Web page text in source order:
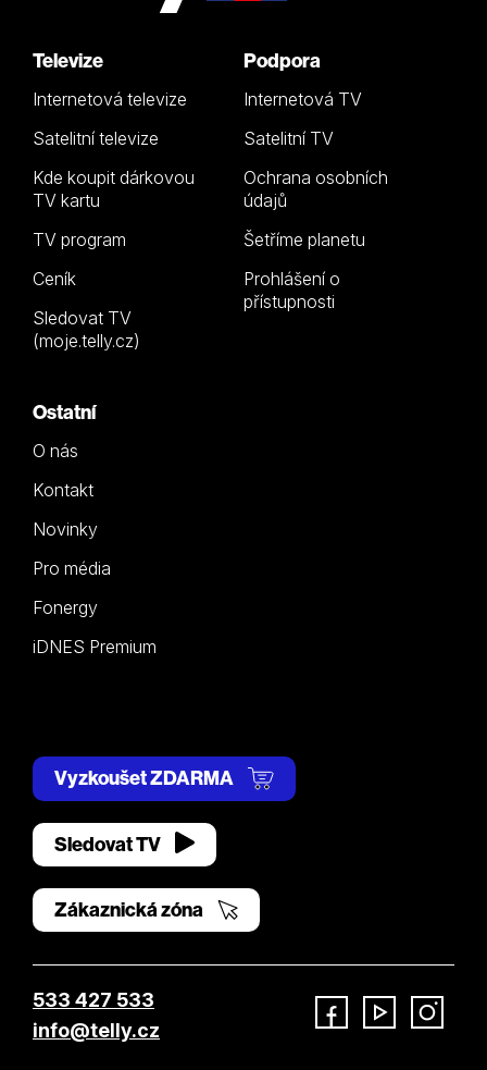
Televize
Internetová televize
Satelitní televize
Kde koupit dárkovou
TV kartu
TV program
Ceník
Sledovat TV
(moje.telly.cz)
Podpora
Internetová TV
Satelitní TV
Ochrana osobních
údajů
Šetříme planetu
Prohlášení o
přístupnosti
Ostatní
O nás
Kontakt
Novinky
Pro média
Fonergy
iDNES Premium
Vyzkoušet ZDARMA
Sledovat TV
Zákaznická zóna
533 427 533
info@telly.cz